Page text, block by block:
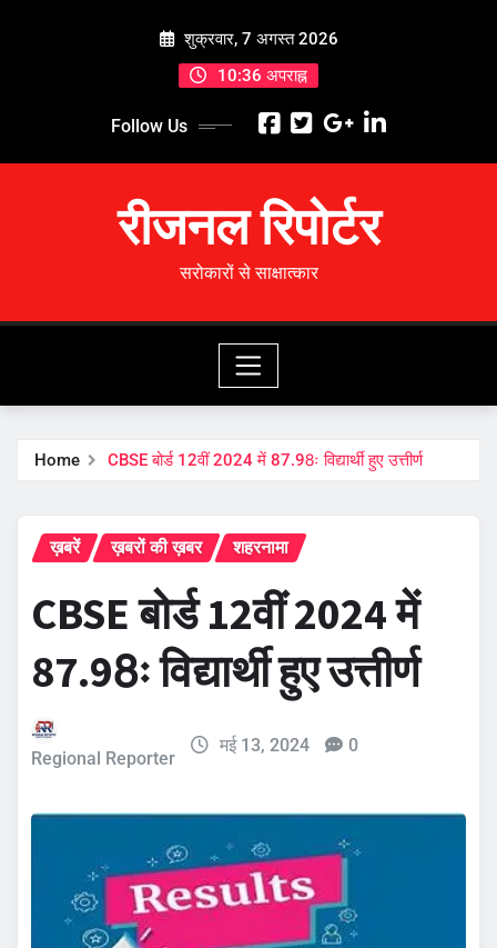
शुक्रवार, 7 अगस्त 2026
10:36 अपराह्न
Follow Us
रीजनल रिपोर्टर
सरोकारों से साक्षात्कार
Home CBSE बोर्ड 12वीं 2024 में 87.98ः विद्यार्थी हुए उत्तीर्ण
ख़बरें ख़बरों की ख़बर शहरनामा
CBSE बोर्ड 12वीं 2024 में
87.98ः विद्यार्थी हुए उत्तीर्ण
Regional Reporter
मई 13, 2024 0